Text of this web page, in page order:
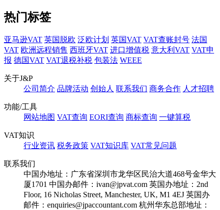
热门标签
亚马逊VAT 英国脱欧 泛欧计划 英国VAT VAT查账封号 法国
VAT 欧洲远程销售 西班牙VAT 进口增值税 意大利VAT VAT申
报 德国VAT VAT退税补税 包装法 WEEE
关于J&P
公司简介 品牌活动 创始人 联系我们 商务合作 人才招聘
功能/工具
网站地图 VAT查询 EORI查询 商标查询 一键算税
VAT知识
行业资讯 税务政策 VAT知识库 VAT常见问题
联系我们
中国办地址：广东省深圳市龙华区民治大道468号金华大
厦1701 中国办邮件：ivan@jpvat.com 英国办地址：2nd
Floor, 16 Nicholas Street, Manchester, UK, M1 4EJ 英国办
邮件：enquiries@jpaccountant.com 杭州华东总部地址：